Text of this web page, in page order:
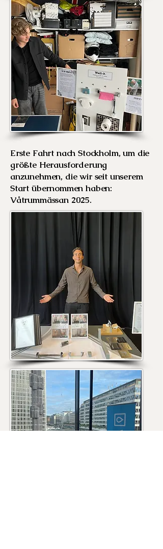
Erste Fahrt nach Stockholm, um die
größte Herausforderung
anzunehmen, die wir seit unserem
Start übernommen haben:
Våtrummässan 2025.